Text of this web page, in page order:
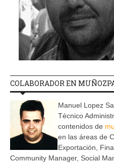
COLABORADOR EN
Manuel Lopez
Técnico
contenidos de
en las áreas de
Exportación,
Community Manager, Social